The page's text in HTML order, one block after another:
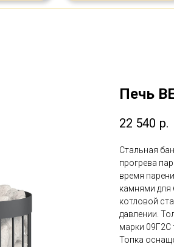
Печь
22 540 р.
Стальная
прогрева
время
камнями для
котловой
давлении.
марки 09Г2С
Топка